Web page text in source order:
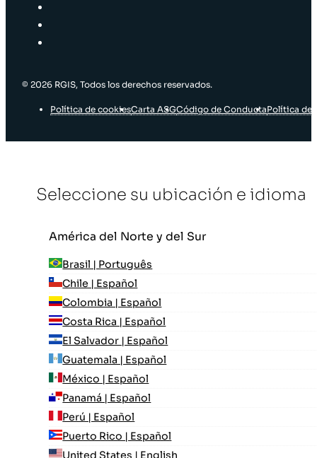
© 2026 RGIS, Todos los derechos reservados.
Política de cookiesCarta ASGCódigo de ConductaPolítica de
Seleccione su ubicación e idioma
América del Norte y del Sur
Brasil | Português
Chile | Español
Colombia | Español
Costa Rica | Español
El Salvador | Español
Guatemala | Español
México | Español
Panamá | Español
Perú | Español
Puerto Rico | Español
United States | English